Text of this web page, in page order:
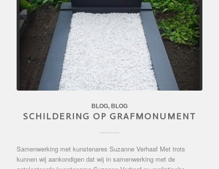
BLOG, BLOG
SCHILDERING OP GRAFMONUMENT
Samenwerking met kunstenares Suzanne Verhaaf Met trots
kunnen wij aankondigen dat wij in samenwerking met de